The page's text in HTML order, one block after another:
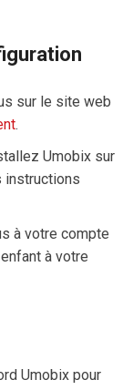
sur le site web
.
Umobix sur
instructions
à votre compte
à votre
Umobix pour